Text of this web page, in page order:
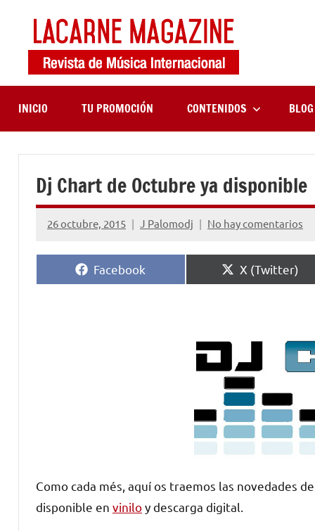
contenido
música
internacional
INICIO TU PROMOCIÓN CONTENIDOS BLOG
Dj Chart de Octubre ya disponible
26 octubre, 2015 J Palomodj No hay comentarios
Compartir
en
Facebook
Compartir
en
X (Twitter)
Como cada més, aquí os traemos las novedades
disponible en viniloy descarga digital.